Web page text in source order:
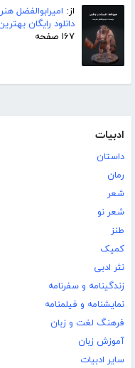
از: امیرابوالفضل
دانلود رایگان
۱۶۷ صفحه
ادبیات
داستان
رمان
شعر
شعر نو
طنز
کمیک
نثر ادبی
زندگینامه و سفرنامه
نمایشنامه و فیلمنامه
فرهنگ لغت و زبان
آموزش زبان
سایر ادبیات